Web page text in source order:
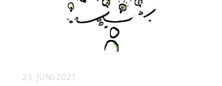
23. JUNI 2021